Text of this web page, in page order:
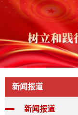
新闻报道
新闻报道